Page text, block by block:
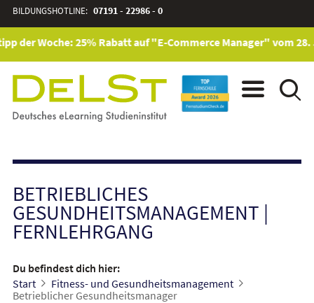
BILDUNGSHOTLINE: 07191 - 22986 - 0
der Woche: 25% Rabatt auf "E-Commerce Manager" vom 28.
BETRIEBLICHES
GESUNDHEITSMANAGEMENT |
FERNLEHRGANG
Du befindest dich hier:
Start
Fitness- und Gesundheitsmanagement
Betrieblicher Gesundheitsmanager